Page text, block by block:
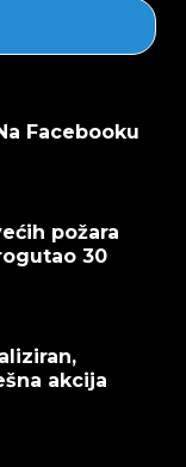
Facebooku
požara
30
akcija